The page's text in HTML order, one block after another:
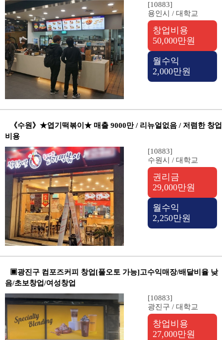
[10883]
용인시 / 대학교
창업비용
50,000만원
월수익
2,000만원
《수원》★엽기떡볶이★ 매출 9000만 / 리뉴얼없음 / 저렴한 창업
비용
[10883]
수원시 / 대학교
권리금
29,000만원
월수익
2,250만원
▣광진구 컴포즈커피 창업[풀오토 가능]고수익매장/배달비율 낮
음/초보창업/여성창업
[10883]
광진구 / 대학교
창업비용
27,000만원